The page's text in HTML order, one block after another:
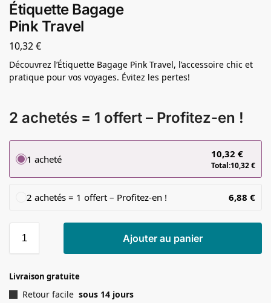
Étiquette Bagage
Pink Travel
10,32€
Découvrez l’Étiquette Bagage Pink Travel, l’accessoire chic et
pratique pour vos voyages. Évitez les pertes!
2 achetés = 1 offert – Profitez-en !
1 acheté 10,32 €
Total:10,32€
2 achetés = 1 offert – Profitez-en ! 6,88 €
Ajouter au panier
Livraison gratuite
Retour facile sous 14 jours